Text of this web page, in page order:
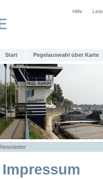
Hilfe
Start Pegelauswahl über Karte
Newsletter
Impressum